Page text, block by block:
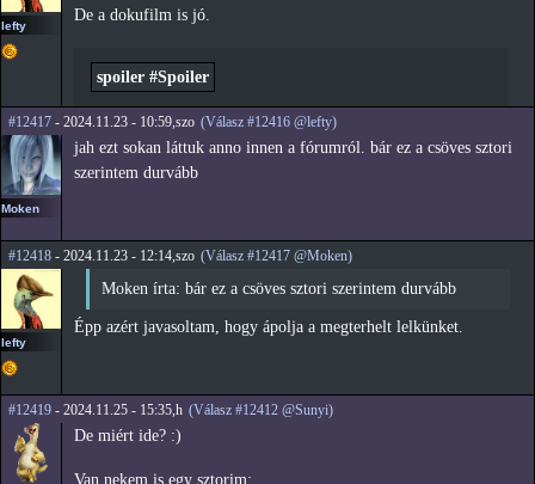
lefty
De a dokufilm is jó.
spoiler #Spoiler
#12417 - 2024.11.23 - 10:59,szo (Válasz #12416 @lefty)
Moken
jah ezt sokan láttuk anno innen a fórumról. bár ez a csöves sztori
szerintem durvább
#12418 - 2024.11.23 - 12:14,szo (Válasz #12417 @Moken)
lefty
Moken írta: bár ez a csöves sztori szerintem durvább
Épp azért javasoltam, hogy ápolja a megterhelt lelkünket.
#12419 - 2024.11.25 - 15:35,h (Válasz #12412 @Sunyi)
De miért ide? :)
Van nekem is egy sztorim: